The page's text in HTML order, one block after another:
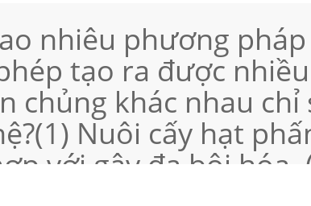
nhiêu phương
tạo ra được
chủng khác nhau chỉ
Nuôi cấy hạt
với gây đa bội hóa.